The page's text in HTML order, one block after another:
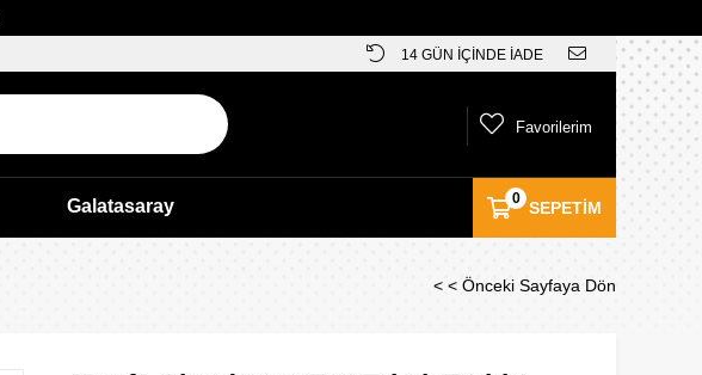
14 GÜN İÇİNDE İADE
SEPETIM
0
Favorilerim
Galatasaray
< < Önceki Sayfaya Dön